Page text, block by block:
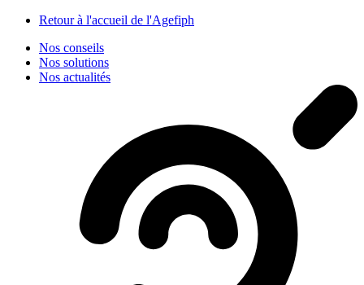
Retour à l'accueil de l'Agefiph
Nos conseils
Nos solutions
Nos actualités